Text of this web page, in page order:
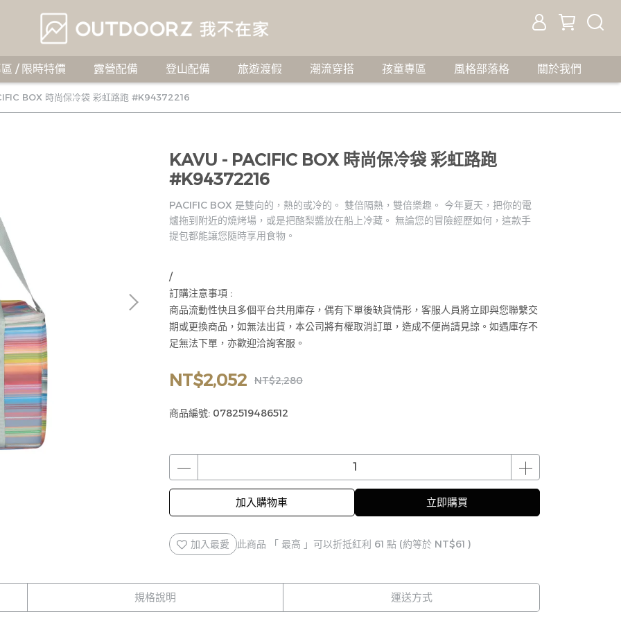
/ 限時特價 露營配備 登山配備 旅遊渡假 潮流穿搭 孩童專區 風格部落格 關於我們
BOX 時尚保冷袋 彩虹路跑 #K94372216
KAVU - PACIFIC BOX 時尚保冷袋 彩虹路跑
#K94372216
PACIFIC BOX 是雙向的，熱的或冷的。 雙倍隔熱，雙倍樂趣。 今年夏天，把你的電
爐拖到附近的燒烤場，或是把酪梨醬放在船上冷藏。 無論您的冒險經歷如何，這款手
提包都能讓您隨時享用食物。
/
訂購注意事項 :
商品流動性快且多個平台共用庫存，偶有下單後缺貨情形，客服人員將立即與您聯繫交
期或更換商品，如無法出貨，本公司將有權取消訂單，造成不便尚請見諒。如遇庫存不
足無法下單，亦歡迎洽詢客服。
NT$2,052 NT$2,280
商品編號: 0782519486512
加入購物車 立即購買
加入最愛 此商品 「 最高 」可以折抵紅利 61 點 (約等於 NT$61 )
規格說明 運送方式